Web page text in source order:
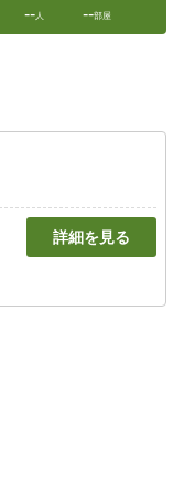
--人 --部屋
詳細を見る